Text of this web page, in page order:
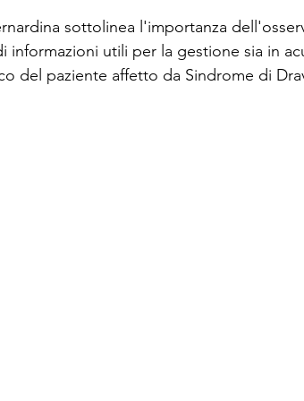
sottolinea l'importanza
informazioni utili per la gestione sia in
del paziente affetto da Sindrome di